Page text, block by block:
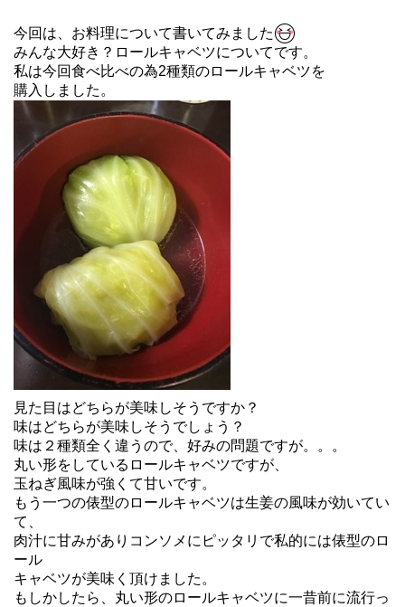
今回は、お料理について書いてみました
みんな大好き？ロールキャベツについてです。
私は今回食べ比べの為2種類のロールキャベツを
購入しました。
見た目はどちらが美味しそうですか？
味はどちらが美味しそうでしょう？
味は２種類全く違うので、好みの問題ですが。。。
丸い形をしているロールキャベツですが、
玉ねぎ風味が強くて甘いです。
もう一つの俵型のロールキャベツは生姜の風味が効いてい
て、
肉汁に甘みがありコンソメにピッタリで私的には俵型のロ
ール
キャベツが美味く頂けました。
もしかしたら、丸い形のロールキャベツに一昔前に流行っ